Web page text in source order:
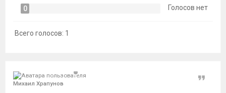
0 Голосов нет
Всего голосов: 1
Михаил Храпунов
Цитата